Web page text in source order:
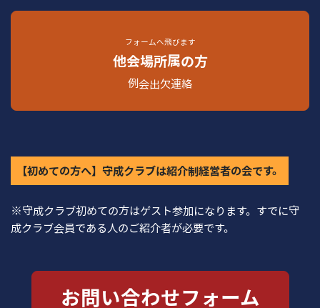
フォームへ飛びます
他会場所属の方
例会出欠連絡
【初めての⽅へ】守成クラブは紹介制経営者の会です。
※守成クラブ初めての⽅はゲスト参加になります。すでに守
成クラブ会員である⼈のご紹介者が必要です。
お問い合わせフォーム